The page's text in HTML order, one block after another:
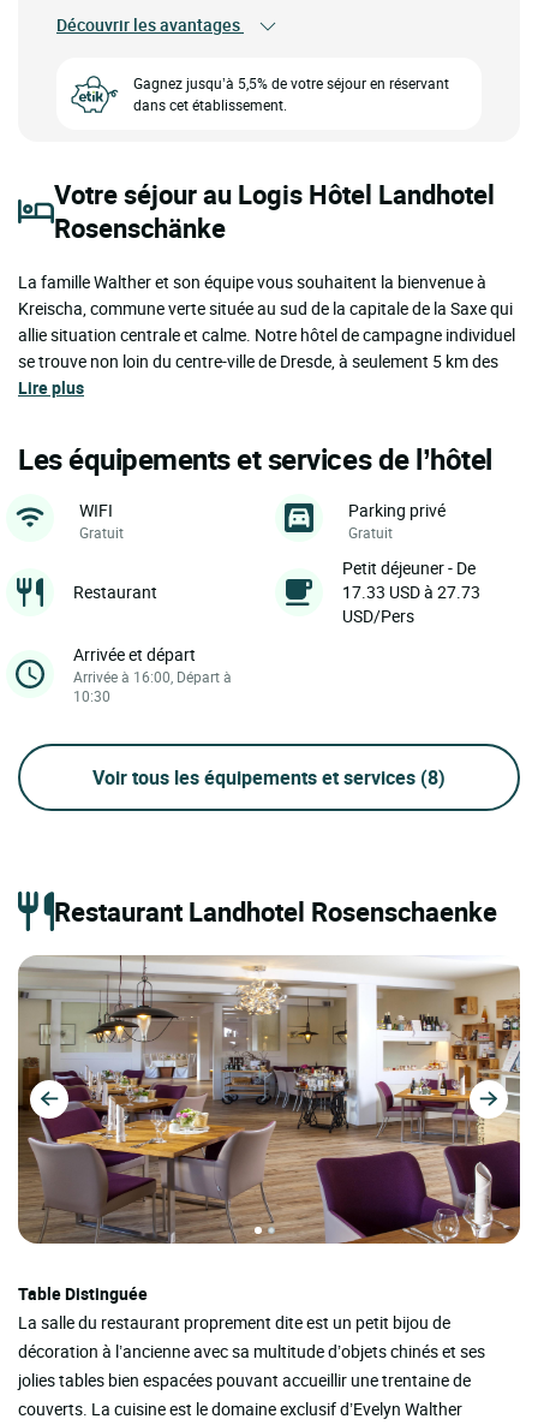
Découvrir les avantages
Gagnez jusqu’à 5,5% de votre séjour en réservant
dans cet établissement.
Votre séjour au Logis Hôtel Landhotel
Rosenschänke
La famille Walther et son équipe vous souhaitent la bienvenue à
Kreischa, commune verte située au sud de la capitale de la Saxe qui
allie situation centrale et calme. Notre hôtel de campagne individuel
se trouve non loin du centre-ville de Dresde, à seulement 5 km des
Lire plus
Les équipements et services de l’hôtel
WIFI
Gratuit
Parking privé
Gratuit
Restaurant
Petit déjeuner - De
17.33 USD à 27.73
USD/Pers
Arrivée et départ
Arrivée à 16:00, Départ à
10:30
Voir tous les équipements et services (8)
Restaurant Landhotel Rosenschaenke
Table Distinguée
La salle du restaurant proprement dite est un petit bijou de
décoration à l’ancienne avec sa multitude d’objets chinés et ses
jolies tables bien espacées pouvant accueillir une trentaine de
couverts. La cuisine est le domaine exclusif d’Evelyn Walther